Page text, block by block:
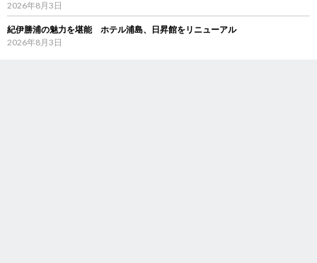
2026年8月3日
紀伊勝浦の魅力を堪能 ホテル浦島、日昇館をリニューアル
2026年8月3日